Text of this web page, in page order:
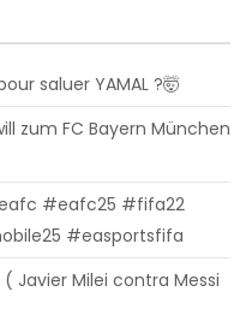
saluer YAMAL ?🤯
zum FC Bayern München
#eafc25 #fifa22
#easportsfifa
Javier Milei contra Messi